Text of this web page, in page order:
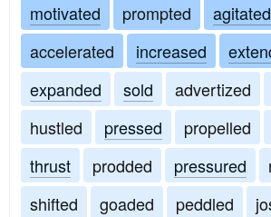
motivated
prompted agitated
accelerated
increased
expanded
sold advertized
hustled
pressed propelled
thrust
prodded pressured
shifted
goaded peddled